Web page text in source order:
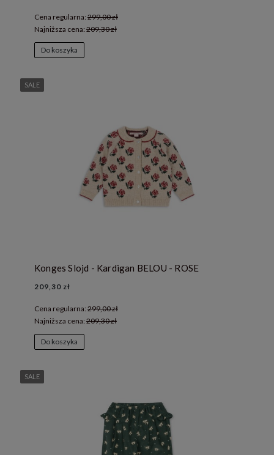
Cena regularna: 299,00 zł
Najniższa cena: 209,30 zł
Do koszyka
Konges Slojd - Kardigan BELOU - ROSE
209,30 zł
Cena regularna: 299,00 zł
Najniższa cena: 209,30 zł
Do koszyka
SALE
SALE